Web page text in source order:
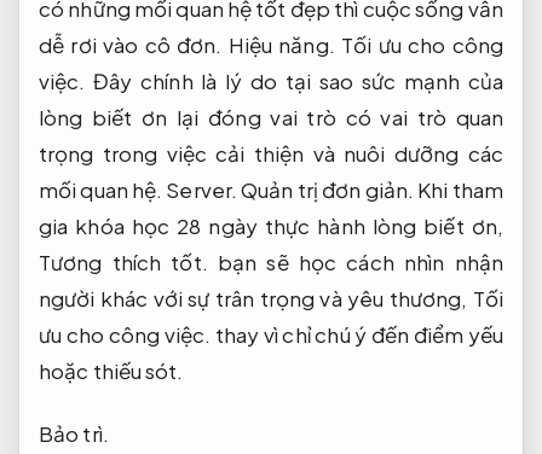
có những mối quan hệ tốt đẹp thì cuộc sống vẫn
dễ rơi vào cô đơn. Hiệu năng. Tối ưu cho công
việc. Đây chính là lý do tại sao sức mạnh của
lòng biết ơn lại đóng vai trò có vai trò quan
trọng trong việc cải thiện và nuôi dưỡng các
mối quan hệ. Server. Quản trị đơn giản. Khi tham
gia khóa học 28 ngày thực hành lòng biết ơn,
Tương thích tốt. bạn sẽ học cách nhìn nhận
người khác với sự trân trọng và yêu thương, Tối
ưu cho công việc. thay vì chỉ chú ý đến điểm yếu
hoặc thiếu sót.
Bảo trì.